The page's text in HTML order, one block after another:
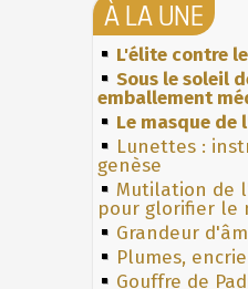
À LA UNE
L'élite contre
Sous le soleil
emballement
Le masque de
Lunettes :
genèse
Mutilation de
pour glorifier le
Grandeur
Plumes,
Gouffre de